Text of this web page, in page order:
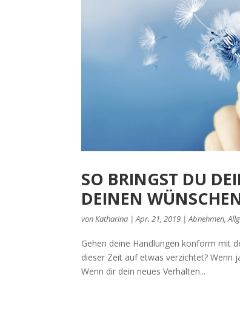
SO BRINGST DU
DEINEN
vonKatharina |Apr. 21, 2019 |Abnehmen,
Gehen deine Handlungen konform mit
dieser Zeit auf etwas verzichtet? Wenn
Wenn dir dein neues Verhalten...